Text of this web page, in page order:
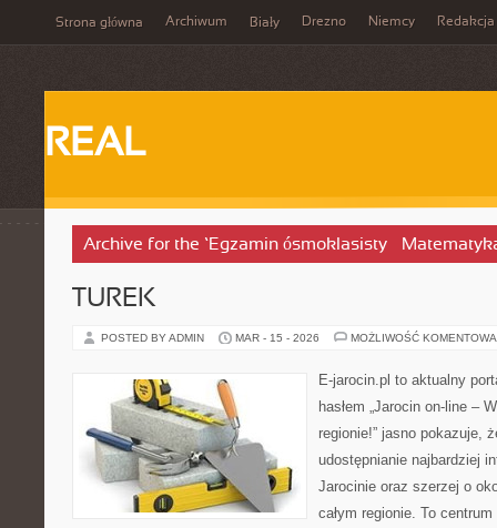
Strona główna Archiwum Biały Drezno Niemcy Redakcja
REAL
Archive for the ‘Egzamin ósmoklasisty –
TUREK
POSTED BY ADMIN MAR - 15 - 2026 MOŻLIWOŚĆ
E-jarocin.pl to aktualny
hasłem „Jarocin on-line –
regionie!” jasno pokazuje,
udostępnianie najbardziej
Jarocinie oraz szerzej o
całym regionie. To